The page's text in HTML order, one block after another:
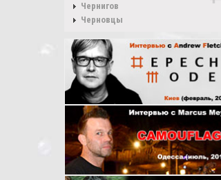
Чернигов
Черновцы